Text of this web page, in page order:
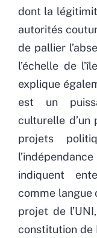
dont la
autorités
de pallier
l’échelle de
explique
est un
culturelle d’un
projets
indiquent
comme langue
projet de
constitution de